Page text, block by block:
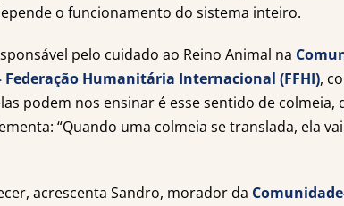
o funcionamento do sistema inteiro.
pelo cuidado ao Reino Animal na
Federação Humanitária Internacional (FFHI),
podem nos ensinar é esse sentido de colmeia,
“Quando uma colmeia se translada, ela
acrescenta Sandro, morador da